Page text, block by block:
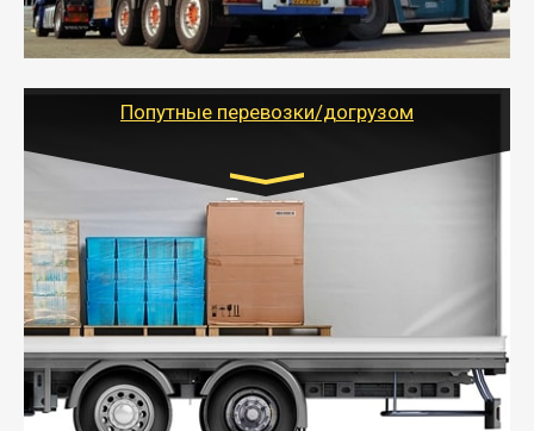
- Тайгер Логистик предоставляет услуги по
грузоперевозкам для физических и юридических лиц
Попутные перевозки/догрузом
Транспорт:
Газель (1,5 и 3 тонны), Бычок, Еврофура от 5 до
10 тонн
от 5000 руб. Возможен догруз
- Экономный способ доставить вещи от 200 кг в
другой город - догрузом или попутно. Попутные
грузоперевозки для физлиц, ИП и юрлиц обходятся
дешевле.